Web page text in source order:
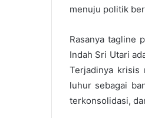
menuju politik
Rasanya tagline
Indah Sri Utari
Terjadinya krisis
luhur sebagai
terkonsolidasi,